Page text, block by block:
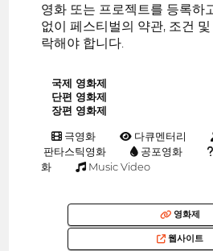
영화 또는 프로젝트를 등록하
없이 페스티벌의 약관, 조건
락해야 합니다.
국제 영화제
단편 영화제
장편 영화제
극영화 다큐멘터리
판타스틱영화
공포영화
화
Music Video
영화제
웹사이트